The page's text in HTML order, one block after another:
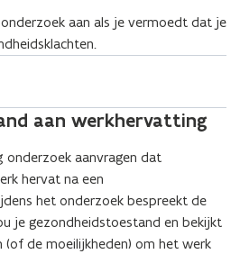
aan als je vermoedt dat je
aan werkhervatting
onderzoek aanvragen dat
hervat na een
het onderzoek bespreekt de
je gezondheidstoestand en bekijkt
(of de moeilijkheden) om het werk